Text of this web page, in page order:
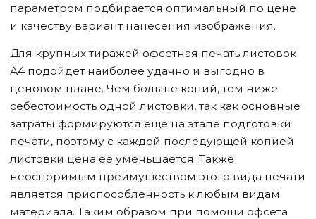
параметром подбирается оптимальный по цене
и качеству вариант нанесения изображения.
Для крупных тиражей офсетная печать листовок
А4 подойдет наиболее удачно и выгодно в
ценовом плане. Чем больше копий, тем ниже
себестоимость одной листовки, так как основные
затраты формируются еще на этапе подготовки
печати, поэтому с каждой последующей копией
листовки цена ее уменьшается. Также
неоспоримым преимуществом этого вида печати
является приспособленность к любым видам
материала. Таким образом при помощи офсета